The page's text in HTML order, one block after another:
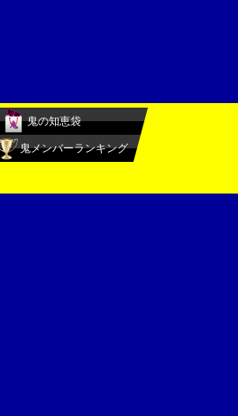
鬼の知恵袋
鬼メンバーランキング